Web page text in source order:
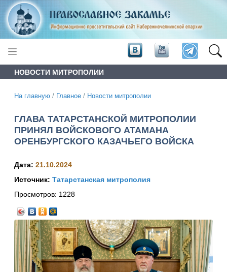
НОВОСТИ МИТРОПОЛИИ
На главную / Главное / Новости митрополии
ГЛАВА ТАТАРСТАНСКОЙ МИТРОПОЛИИ
ПРИНЯЛ ВОЙСКОВОГО АТАМАНА
ОРЕНБУРГСКОГО КАЗАЧЬЕГО ВОЙСКА
Дата: 21.10.2024
Источник: Татарстанская митрополия
Просмотров: 1228